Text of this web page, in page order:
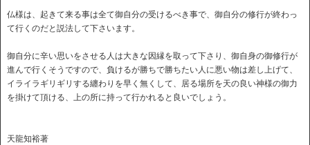
仏様は、起きて来る事は全て御自分の受けるべき事で、御自分の修行が終わっ
て行くのだと説法して下さいます。
御自分に辛い思いをさせる人は大きな因縁を取って下さり、御自身の御修行が
進んで行くそうですので、負けるが勝ちで勝ちたい人に悪い物は差し上げて、
イライラギリギリする纏わりを早く無くして、居る場所を天の良い神様の御力
を掛けて頂ける、上の所に持って行かれると良いでしょう。
天龍知裕著